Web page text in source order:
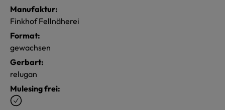
Manufaktur:
Finkhof Fellnäherei
Format:
gewachsen
Gerbart:
relugan
Mulesing frei: